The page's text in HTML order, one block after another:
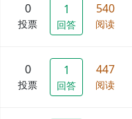
0
投票
1
回答
540
阅读
0
投票
1
回答
447
阅读